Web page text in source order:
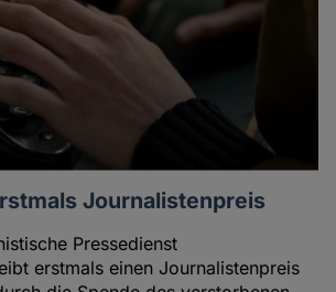
Journalistenpreis
Pressedienst
erstmals einen Journalistenpreis